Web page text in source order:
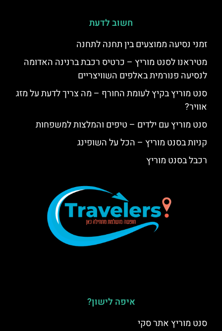
חשוב לדעת
זמני נסיעה ממוצעים בין תחנה לתחנה
מטיראנו לסנט מוריץ – כרטיס רכבת ברנינה האדומה
לנסיעה פנורמית באלפים השוויצריים
סנט מוריץ בקיץ לעומת החורף – מה צריך לדעת על מזג
אוויר?
סנט מוריץ עם ילדים – טיפים והמלצות למשפחות
קניות בסנט מוריץ – הכל על השופינג
רכבל בסנט מוריץ
איפה לישון?
סנט מוריץ אתר סקי